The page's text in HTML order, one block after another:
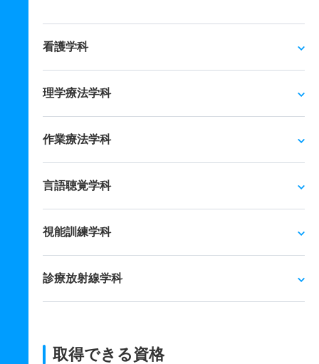
看護学科
理学療法学科
作業療法学科
言語聴覚学科
視能訓練学科
診療放射線学科
取得できる資格